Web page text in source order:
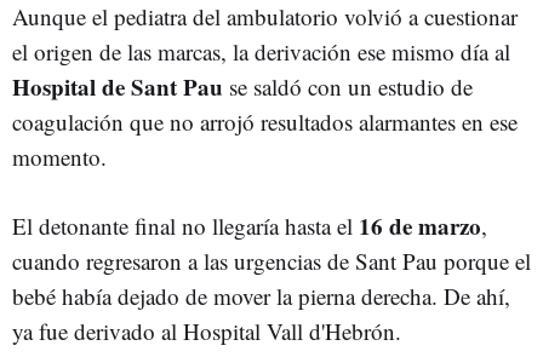
Aunque el pediatra del ambulatorio volvió a cuestionar
el origen de las marcas, la derivación ese mismo día al
Hospital de Sant Pau se saldó con un estudio de
coagulación que no arrojó resultados alarmantes en ese
momento.
El detonante final no llegaría hasta el 16 de marzo,
cuando regresaron a las urgencias de Sant Pau porque el
bebé había dejado de mover la pierna derecha. De ahí,
ya fue derivado al Hospital Vall d'Hebrón.